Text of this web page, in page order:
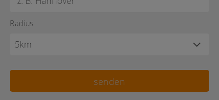
Radius